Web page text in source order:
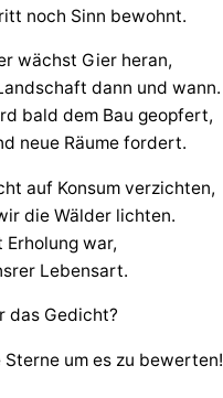
noch Sinn bewohnt.
wächst Gier heran,
dann und wann.
bald dem Bau geopfert,
neue Räume fordert.
auf Konsum verzichten,
die Wälder lichten.
Erholung war,
Lebensart.
das Gedicht?
um es zu bewerten!